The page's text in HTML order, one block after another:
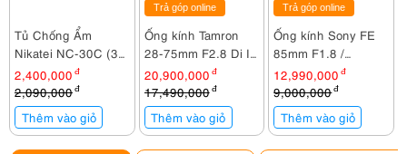
Tủ Chống Ẩm
Nikatei NC-30C (30
lít)
2,400,000 đ
2,090,000đ
Thêm vào giỏ
Trả góp online
Ống kính Tamron
28-75mm F2.8 Di III
VXD G2 For Sony E
20,900,000 đ
17,490,000 đ
Thêm vào giỏ
Trả góp online
Ống kính Sony FE
85mm F1.8 /
SEL85F18
12,990,000 đ
9,000,000đ
Thêm vào giỏ